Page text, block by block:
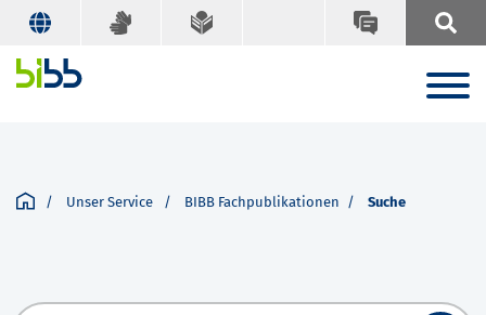
Unser Service BIBB Fachpublikationen Suche